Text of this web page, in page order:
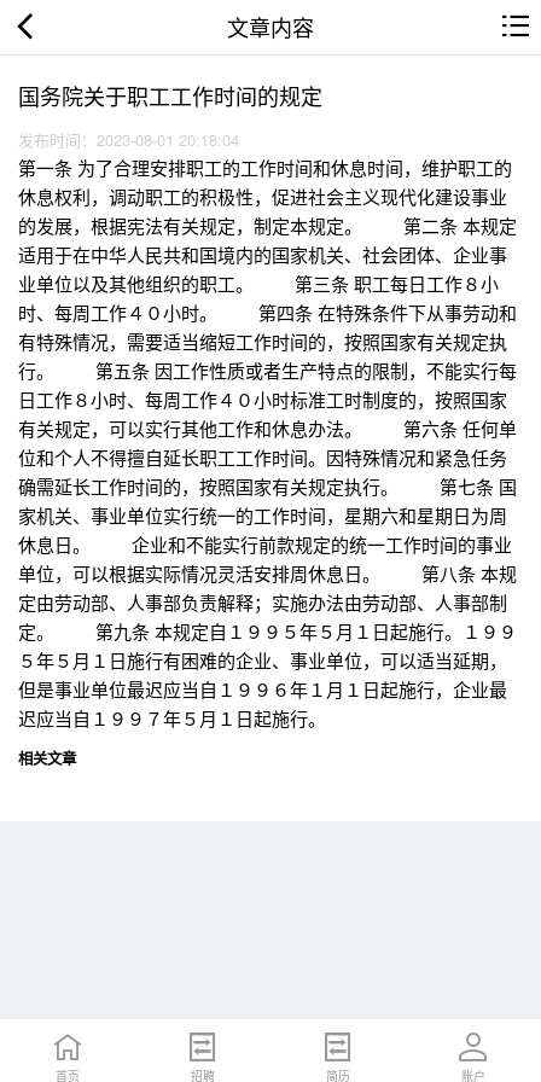
文章内容
国务院关于职工工作时间的规定
发布时间：2023-08-01 20:18:04
第一条 为了合理安排职工的工作时间和休息时间，维护职工的
休息权利，调动职工的积极性，促进社会主义现代化建设事业
的发展，根据宪法有关规定，制定本规定。 第二条 本规定
适用于在中华人民共和国境内的国家机关、社会团体、企业事
业单位以及其他组织的职工。 第三条 职工每日工作８小
时、每周工作４０小时。 第四条 在特殊条件下从事劳动和
有特殊情况，需要适当缩短工作时间的，按照国家有关规定执
行。 第五条 因工作性质或者生产特点的限制，不能实行每
日工作８小时、每周工作４０小时标准工时制度的，按照国家
有关规定，可以实行其他工作和休息办法。 第六条 任何单
位和个人不得擅自延长职工工作时间。因特殊情况和紧急任务
确需延长工作时间的，按照国家有关规定执行。 第七条 国
家机关、事业单位实行统一的工作时间，星期六和星期日为周
休息日。 企业和不能实行前款规定的统一工作时间的事业
单位，可以根据实际情况灵活安排周休息日。 第八条 本规
定由劳动部、人事部负责解释；实施办法由劳动部、人事部制
定。 第九条 本规定自１９９５年５月１日起施行。１９９
５年５月１日施行有困难的企业、事业单位，可以适当延期，
但是事业单位最迟应当自１９９６年１月１日起施行，企业最
迟应当自１９９７年５月１日起施行。
相关文章
首页 招聘 简历 账户
首页 招聘 简历 账户